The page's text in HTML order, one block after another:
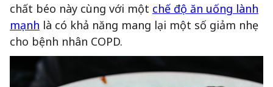
chất béo này cùng với một chế độ ăn uống lành
mạnh là có khả năng mang lại một số giảm nhẹ
cho bệnh nhân COPD.